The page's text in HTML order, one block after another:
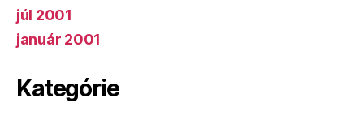
júl 2001
január 2001
Kategórie